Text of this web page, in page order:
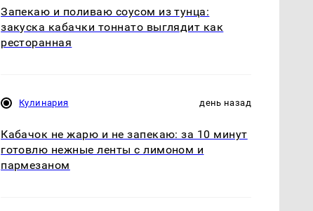
Запекаю и поливаю соусом из тунца:
закуска кабачки тоннато выглядит как
ресторанная
Кулинария день назад
Кабачок не жарю и не запекаю: за 10 минут
готовлю нежные ленты с лимоном и
пармезаном